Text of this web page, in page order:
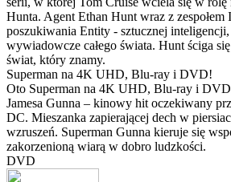
Hunta. Agent Ethan Hunt wraz z
poszukiwania Entity - sztucznej
wywiadowcze całego świata. Hunt ściga
świat, który znamy.
Superman na 4K UHD, Blu-ray i DVD!
Oto Superman na 4K UHD, Blu-ray i
Jamesa Gunna – kinowy hit oczekiwany
DC. Mieszanka zapierającej dech w
wzruszeń. Superman Gunna kieruje się
zakorzenioną wiarą w dobro ludzkości.
DVD